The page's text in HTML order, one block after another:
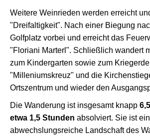
Weitere Weinrieden werden erreicht
"Dreifaltigkeit". Nach einer Biegung
Golfplatz vorbei und erreicht das
"Floriani Marterl". Schließlich wandert
zum Kindergarten sowie zum
"Milleniumskreuz" und die
Ortszentrum und wieder den
Die Wanderung ist insgesamt knapp
etwa 1,5 Stunden absolviert. Sie ist
abwechslungsreiche Landschaft des